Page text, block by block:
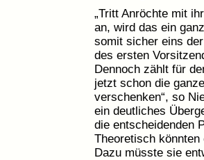
„Tritt Anröchte mit
an, wird das ein
somit sicher eins
des ersten
Dennoch zählt für
jetzt schon die
verschenken“, so
ein deutliches
die entscheidenden
Theoretisch
Dazu müsste sie